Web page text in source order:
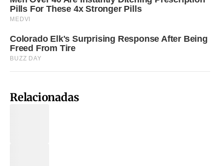
Relacionadas